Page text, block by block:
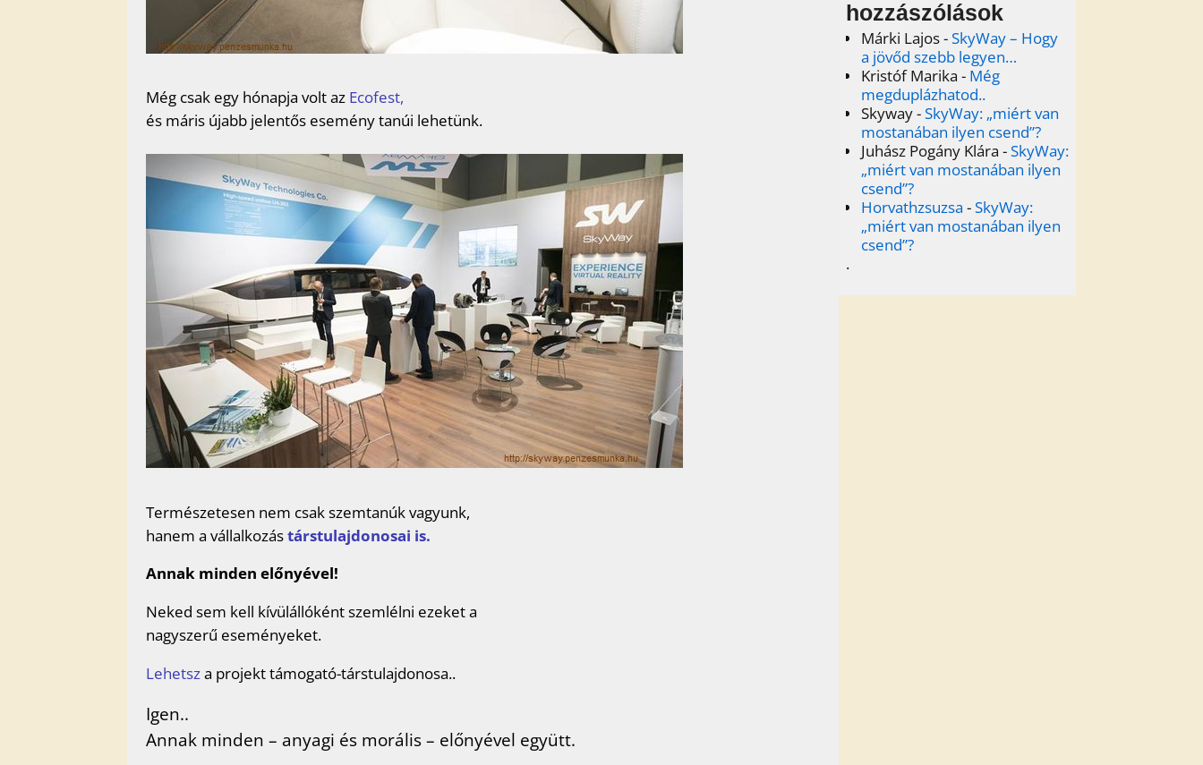
Még csak egy hónapja volt az Ecofest,
és máris újabb jelentős esemény tanúi lehetünk.
Természetesen nem csak szemtanúk vagyunk,
hanem a vállalkozástárstulajdonosai is.
Annak minden előnyével!
Neked sem kell kívülállóként szemlélni ezeket a
nagyszerű eseményeket.
Lehetsza projekt támogató-társtulajdonosa..
Igen..
Annak minden – anyagi és morális – előnyével együtt.
hozzászólások
Márki Lajos-SkyWay – Hogy
a jövőd szebb legyen…
Kristóf Marika - Még
megduplázhatod..
Skyway-SkyWay: „miért van
mostanában ilyen csend”?
Juhász Pogány Klára -SkyWay:
„miért van mostanában ilyen
csend”?
Horvathzsuzsa -SkyWay:
„miért van mostanában ilyen
csend”?
.